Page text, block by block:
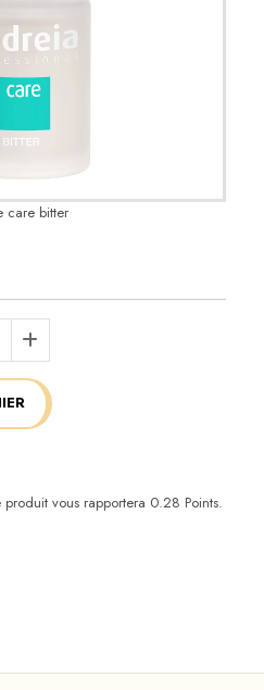
care bitter
vous rapportera 0.28 Points.